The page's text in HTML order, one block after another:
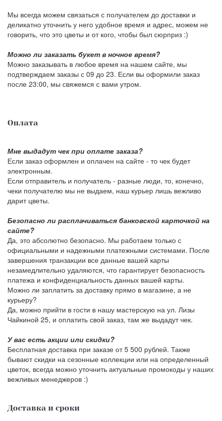
Мы всегда можем связаться с получателем до доставки и
деликатно уточнить у него удобное время и адрес, можем не
говорить, что это цветы и от кого, чтобы был сюрприз :)
Можно ли заказать букет в ночное время?
Можно заказывать в любое время на нашем сайте, мы
подтверждаем заказы с 09 до 23. Если вы оформили заказ
после 23:00, мы свяжемся с вами утром.
Оплата
Мне выдадут чек при оплате заказа?
Если заказ оформлен и оплачен на сайте - то чек будет
электронным.
Если отправитель и получатель - разные люди, то, конечно,
чеки получателю мы не выдаем, наш курьер лишь вежливо
дарит цветы.
Безопасно ли расплачиваться банковской карточкой на
сайте?
Да, это абсолютно безопасно. Мы работаем только с
официальными и надежными платежными системами. После
завершения транзакции все данные вашей карты
незамедлительно удаляются, что гарантирует безопасность
платежа и конфиденциальность данных вашей карты.
Можно ли заплатить за доставку прямо в магазине, а не
курьеру?
Да, можно прийти в гости в нашу мастерскую на ул. Лизы
Чайкиной 25, и оплатить свой заказ, там же выдадут чек.
У вас есть акции или скидки?
Бесплатная доставка при заказе от 5 500 рублей. Также
бывают скидки на сезонные коллекции или на определенный
цветок, всегда можно уточнить актуальные промокоды у наших
вежливых менеджеров :)
Доставка и сроки